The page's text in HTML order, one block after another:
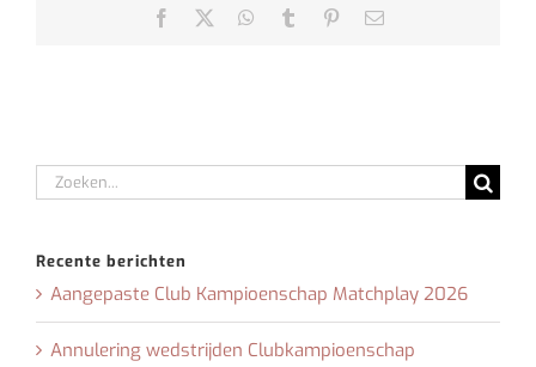
Facebook WhatsApp
Tumblr Pinterest
E-
Zoeken
naar:
Recente berichten
Aangepaste Club Kampioenschap Matchplay 2026
Annulering wedstrijden Clubkampioenschap